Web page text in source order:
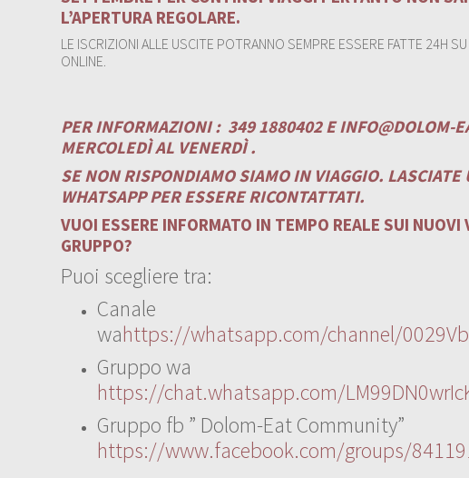
L’APERTURA REGOLARE.
LE ISCRIZIONI ALLE USCITE POTRANNO SEMPRE ESSERE FATTE 24H
ONLINE.
PER INFORMAZIONI : 349 1880402 EINFO@DOLOM-
MERCOLEDÌ AL VENERDÌ .
SE NON RISPONDIAMO SIAMO IN VIAGGIO. LASCIATE
WHATSAPP PER ESSERE RICONTATTATI.
VUOI ESSERE INFORMATO IN TEMPO REALE SUI NUOVI
GRUPPO?
Puoi scegliere tra:
Canale
wahttps://whatsapp.com/channel/
Gruppo wa
https://chat.whatsapp.com/
Gruppo fb ” Dolom-Eat Community”
https://www.facebook.com/groups/